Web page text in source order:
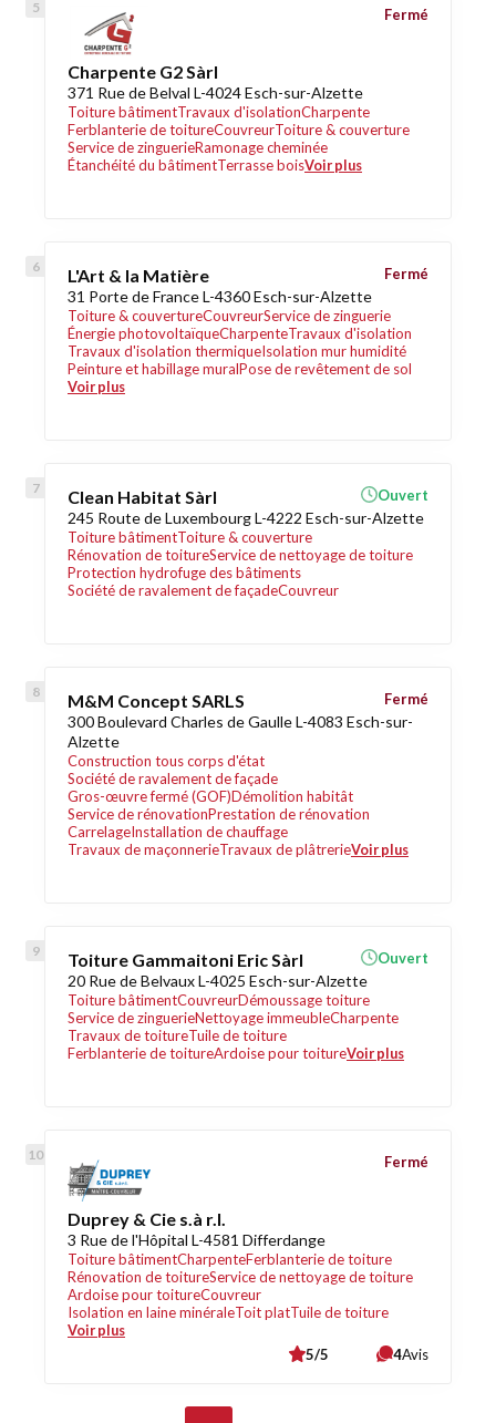
Charpente G2 Sàrl
371 Rue de Belval L-4024 Esch-sur-Alzette
Toiture bâtimentTravaux d'isolationCharpente
Ferblanterie de toitureCouvreurToiture & couverture
Service de zinguerieRamonage cheminée
Étanchéité du bâtimentTerrasse boisVoir plus
Fermé
L'Art & la Matière
31 Porte de France L-4360 Esch-sur-Alzette
Toiture & couvertureCouvreurService de zinguerie
Énergie photovoltaïqueCharpenteTravaux d'isolation
Travaux d'isolation thermiqueIsolation mur humidité
Peinture et habillage muralPose de revêtement de sol
Voir plus
Fermé
Clean Habitat Sàrl
245 Route de Luxembourg L-4222 Esch-sur-Alzette
Toiture bâtimentToiture & couverture
Rénovation de toitureService de nettoyage de toiture
Protection hydrofuge des bâtiments
Société de ravalement de façadeCouvreur
Ouvert
M&M Concept SARLS
300 Boulevard Charles de Gaulle L-4083 Esch-sur-
Alzette
Construction tous corps d'état
Société de ravalement de façade
Gros-œuvre fermé (GOF)Démolition habitât
Service de rénovationPrestation de rénovation
CarrelageInstallation de chauffage
Travaux de maçonnerieTravaux de plâtrerieVoir plus
Fermé
Toiture Gammaitoni Eric Sàrl
20 Rue de Belvaux L-4025 Esch-sur-Alzette
Toiture bâtimentCouvreurDémoussage toiture
Service de zinguerieNettoyage immeubleCharpente
Travaux de toitureTuile de toiture
Ferblanterie de toitureArdoise pour toitureVoir plus
Ouvert
Duprey & Cie s.à r.l.
3 Rue de l'Hôpital L-4581 Differdange
Toiture bâtimentCharpenteFerblanterie de toiture
Rénovation de toitureService de nettoyage de toiture
Ardoise pour toitureCouvreur
Isolation en laine minéraleToit platTuile de toiture
Voir plus
Fermé
5/5 4Avis